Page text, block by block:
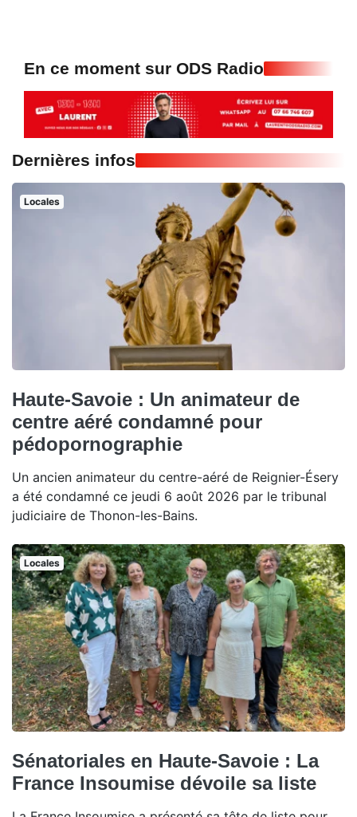
En ce moment sur ODS Radio
Dernières infos
Locales
Haute-Savoie : Un animateur de
centre aéré condamné pour
pédopornographie
Un ancien animateur du centre-aéré de Reignier-Ésery
a été condamné ce jeudi 6 août 2026 par le tribunal
judiciaire de Thonon-les-Bains.
Locales
Sénatoriales en Haute-Savoie : La
France Insoumise dévoile sa liste